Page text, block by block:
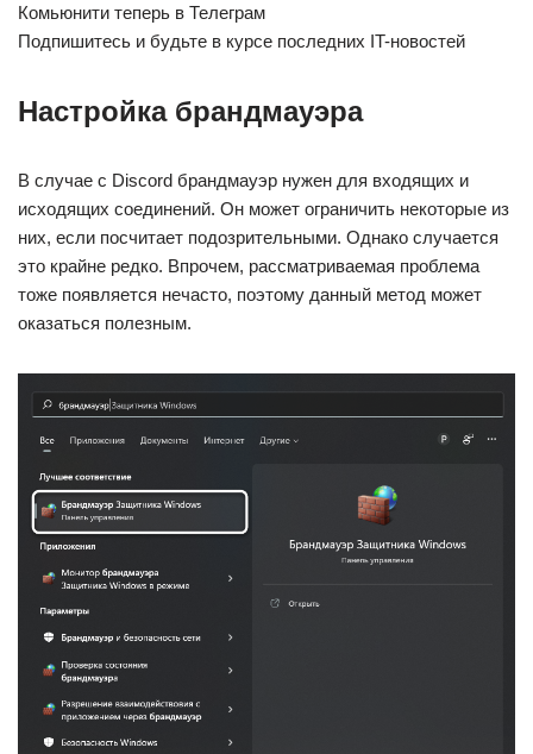
Комьюнити теперь в Телеграм
Подпишитесь и будьте в курсе последних IT-новостей
Настройка брандмауэра
В случае с Discord брандмауэр нужен для входящих и
исходящих соединений. Он может ограничить некоторые из
них, если посчитает подозрительными. Однако случается
это крайне редко. Впрочем, рассматриваемая проблема
тоже появляется нечасто, поэтому данный метод может
оказаться полезным.